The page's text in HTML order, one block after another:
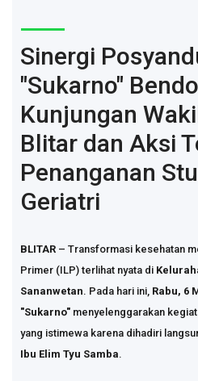
Sinergi
"Sukarno"
Kunjungan
Blitar dan Aksi
Penanganan
Geriatri
BLITAR – Transformasi kesehatan
Primer (ILP) terlihat nyata di
Sananwetan. Pada hari ini, Rabu, 6
"Sukarno" menyelenggarakan
yang istimewa karena dihadiri
Ibu Elim Tyu Samba.